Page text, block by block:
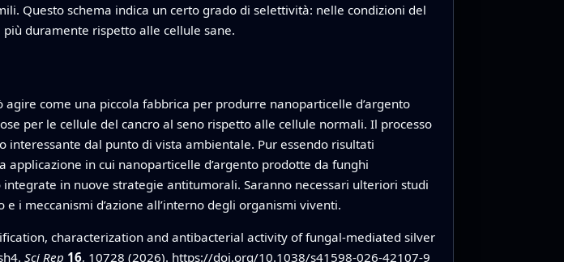
Questo schema indica un certo grado di selettività: nelle condizioni del
duramente rispetto alle cellule sane.
come una piccola fabbrica per produrre nanoparticelle d’argento
per le cellule del cancro al seno rispetto alle cellule normali. Il processo
dal punto di vista ambientale. Pur essendo risultati
in cui nanoparticelle d’argento prodotte da funghi
in nuove strategie antitumorali. Saranno necessari ulteriori studi
i meccanismi d’azione all’interno degli organismi viventi.
characterization and antibacterial activity of fungal-mediated silver
Sci Rep 16, 10728 (2026). https://doi.org/10.1038/s41598-026-42107-9